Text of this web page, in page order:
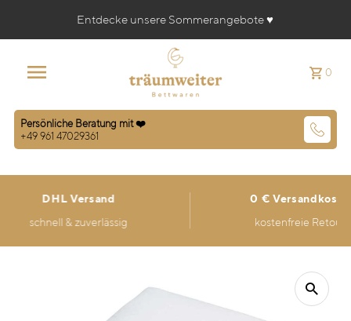
Entdecke unsere Sommerangebote ♥️
Persönliche Beratung mit ❤️
+49 961 47029361
0
DHL Versand
schnell & zuverlässig
0 € Versandkosten
kostenfreie Retoure